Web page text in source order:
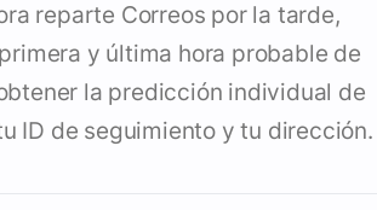
reparte Correos por la tarde,
y última hora probable de
la predicción individual de
ID de seguimiento y tu dirección.